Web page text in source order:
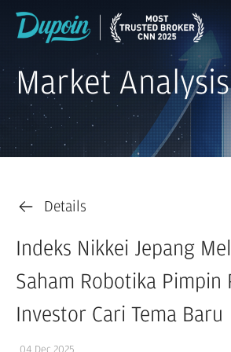
Market Analysis
Details
Indeks Nikkei Jepang
Saham Robotika Pimpin
Investor Cari Tema Baru
04 Dec 2025